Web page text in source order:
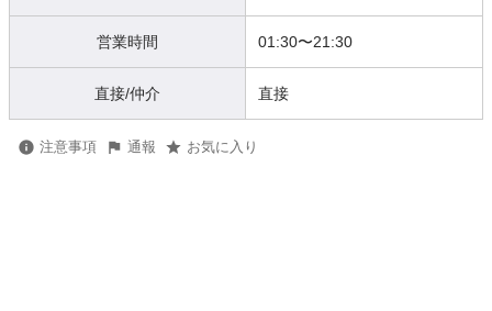
営業時間 01:30〜21:30
直接/仲介 直接
注意事項 通報 お気に入り